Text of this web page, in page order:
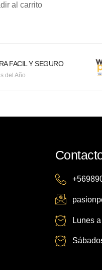
al carrito
FACIL Y SEGURO
del Año
Lunes